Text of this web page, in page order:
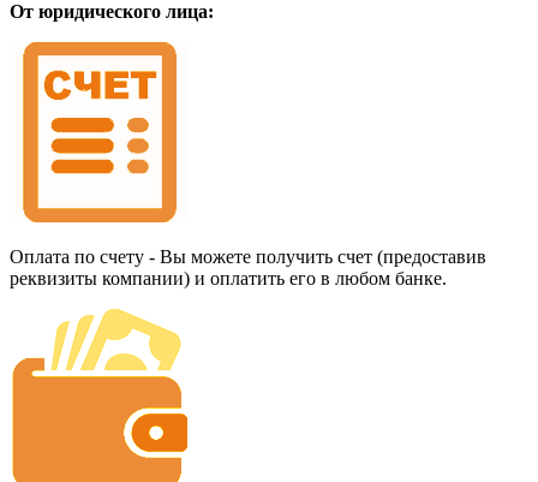
От юридического лица:
Оплата по счету - Вы можете получить счет (предоставив
реквизиты компании) и оплатить его в любом банке.